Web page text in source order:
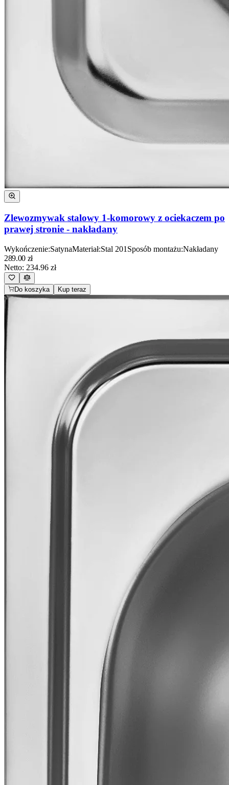
Zlewozmywak stalowy 1-komorowy z ociekaczem po
prawej stronie - nakładany
Wykończenie:SatynaMateriał:Stal 201 Sposób montażu:Nakładany
289.00 zł
Netto: 234.96 zł
Do koszyka Kup teraz